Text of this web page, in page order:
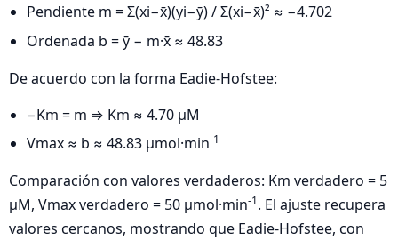
Pendiente m = Σ(xi−x̄)(yi−ȳ) / Σ(xi−x̄)² ≈ −4.702
Ordenada b = ȳ − m·x̄ ≈ 48.83
De acuerdo con la forma Eadie‑Hofstee:
−Km = m ⇒ Km ≈ 4.70 µM
Vmax ≈ b ≈ 48.83 µmol·min-1
Comparación con valores verdaderos: Km verdadero = 5
µM, Vmax verdadero = 50 µmol·min-1. El ajuste recupera
valores cercanos, mostrando que Eadie‑Hofstee, con